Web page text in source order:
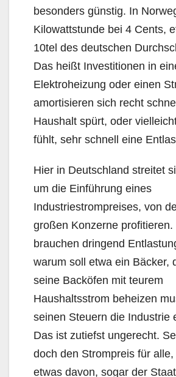
besonders günstig. In
Kilowattstunde bei 4 Cents,
10tel des deutschen
Das heißt Investitionen in
Elektroheizung oder einen
amortisieren sich recht
Haushalt spürt, oder
fühlt, sehr schnell eine
Hier in Deutschland streitet
um die Einführung eines
Industriestrompreises, von
großen Konzerne profitieren.
brauchen dringend
warum soll etwa ein Bäcker,
seine Backöfen mit teurem
Haushaltsstrom beheizen
seinen Steuern die Industrie
Das ist zutiefst ungerecht.
doch den Strompreis für
etwas davon, sogar der